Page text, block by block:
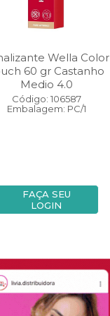
Wella Color
60 gr Castanho
Medio 4.0
Código: 106587
Embalagem: PC/1
FAÇA SEU
LOGIN